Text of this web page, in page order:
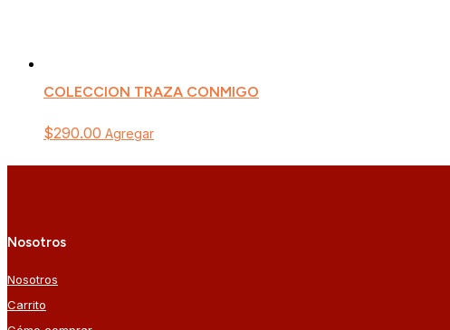
COLECCION TRAZA CONMIGO
$290.00 Agregar
Nosotros
Nosotros
Carrito